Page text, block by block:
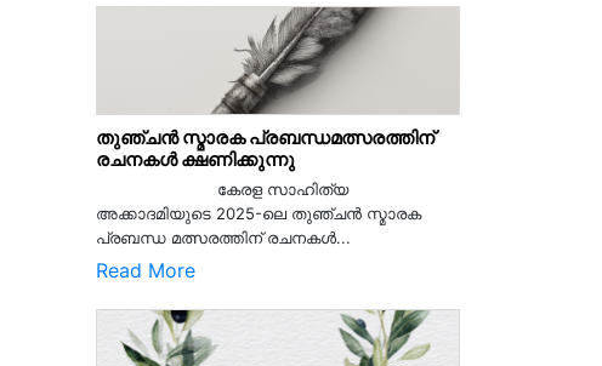
തുഞ്ചൻ സ്മാരക പ്രബന്ധമത്സരത്തിന്
രചനകൾ ക്ഷണിക്കുന്നു
കേരള സാഹിത്യ
അക്കാദമിയുടെ 2025-ലെ തുഞ്ചൻ സ്മാരക
പ്രബന്ധ മത്സരത്തിന് രചനകൾ...
Read More